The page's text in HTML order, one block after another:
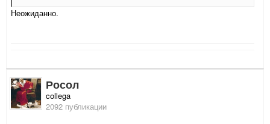
Неожиданно.
Росол
collega
2092 публикации